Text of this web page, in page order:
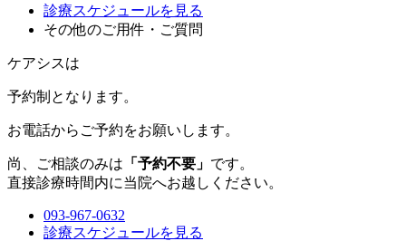
診療スケジュールを見る
その他のご用件・ご質問
ケアシスは
予約制 となります。
お電話からご予約をお願いします。
尚、ご相談のみは 「予約不要」 です。
直接診療時間内に当院へお越しください。
093-967-0632
診療スケジュールを見る